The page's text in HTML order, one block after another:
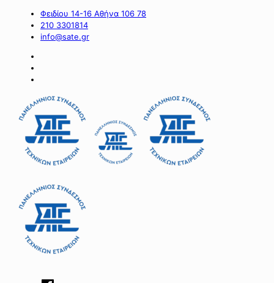
Φειδίου 14-16 Αθήνα 106 78
210 3301814
info@sate.gr